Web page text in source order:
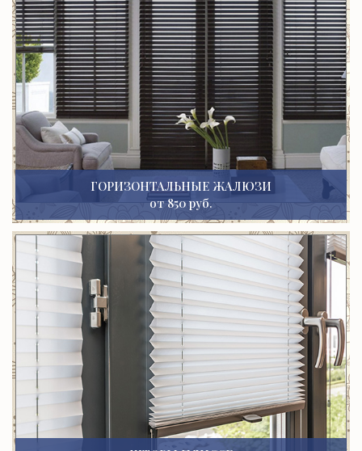
ГОРИЗОНТАЛЬНЫЕ ЖАЛЮЗИ
от 850 руб.